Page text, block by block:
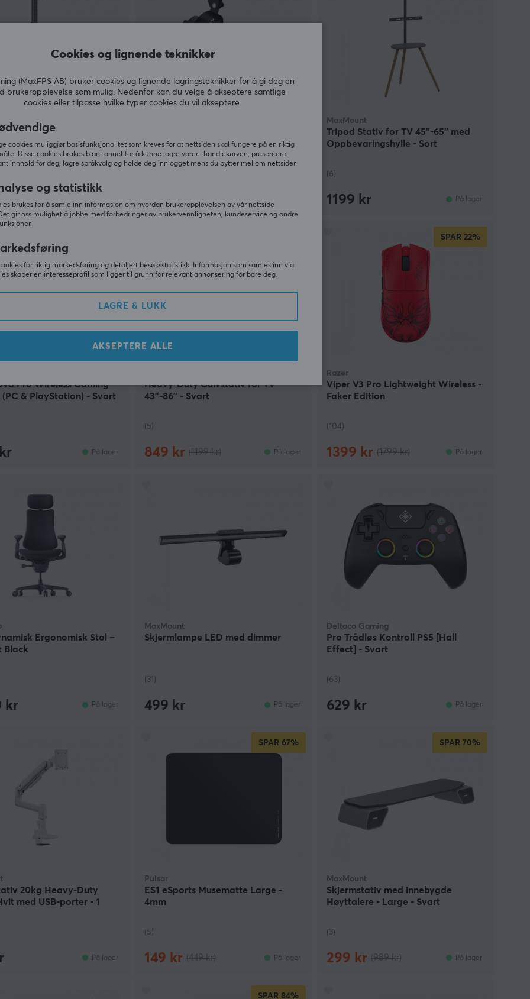
Skjermstativ for 2 skjermer
kg - Svart
Dynamisk Mikrofon - Svart
990 kr
MaxMount
Tripod Stativ for TV 45"-65" med
Oppbevaringshylle - Sort
(6)
1199 kr På lager
Pro Wireless Gaming
(PC & PlayStation) - Svart
På lager
Heavy-Duty Gulvstativ for TV
43"-86" - Svart
(5)
849 kr På lager
SPAR 22%
Razer
Viper V3 Pro Lightweight Wireless -
Faker Edition
(104)
1399 kr På lager
Ergonomisk Stol –
Black
kr På lager
MaxMount
Skjermlampe LED med dimmer
(31)
499 kr På lager
Deltaco Gaming
Pro Trådløs Kontroll PS5 [Hall
Effect] - Svart
(63)
629 kr På lager
20kg Heavy-Duty
med USB-porter - 1
På lager
SPAR 67%
Pulsar
ES1 eSports Musematte Large -
4mm
(5)
149 kr På lager
SPAR 70%
MaxMount
Skjermstativ med innebygde
Høyttalere - Large - Svart
(3)
299 kr På lager
SPAR 84%
Cookies og lignende teknikker
(MaxFPS AB) bruker cookies og lignende lagringsteknikker for å gi deg en
brukeropplevelse som mulig. Nedenfor kan du velge å akseptere samtlige
cookies eller tilpasse hvilke typer cookies du vil akseptere.
cookies muliggjør basisfunksjonalitet som kreves for at nettsiden skal fungere på en riktig
Disse cookies brukes blant annet for å kunne lagre varer i handlekurven, presentere
innhold for deg, lagre språkvalg og holde deg innlogget mens du bytter mellom nettsider.
og statistikk
brukes for å samle inn informasjon om hvordan brukeropplevelsen av vår nettside
gir oss mulighet å jobbe med forbedringer av brukervennligheten, kundeservice og andre
for riktig markedsføring og detaljert besøksstatistikk. Informasjon som samles inn via
skaper en interesseprofil som ligger til grunn for relevant annonsering for bare deg.
LAGRE & LUKK
AKSEPTERE ALLE